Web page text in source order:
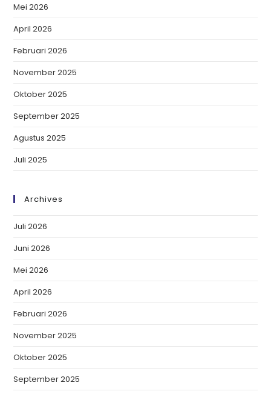
Mei 2026
April 2026
Februari 2026
November 2025
Oktober 2025
September 2025
Agustus 2025
Juli 2025
Archives
Juli 2026
Juni 2026
Mei 2026
April 2026
Februari 2026
November 2025
Oktober 2025
September 2025